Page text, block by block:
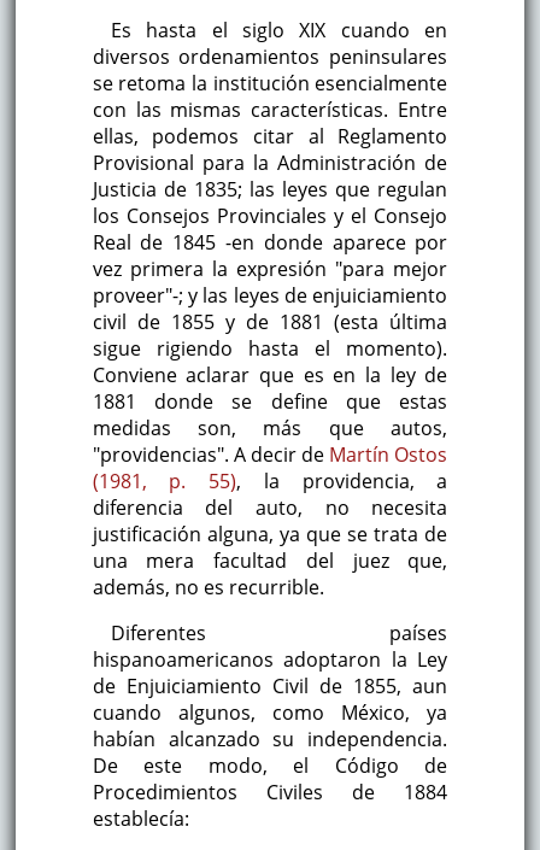
Es hasta el siglo XIX cuando en
diversos ordenamientos peninsulares
se retoma la institución esencialmente
con las mismas características. Entre
ellas, podemos citar al Reglamento
Provisional para la Administración de
Justicia de 1835; las leyes que regulan
los Consejos Provinciales y el Consejo
Real de 1845 -en donde aparece por
vez primera la expresión "para mejor
proveer"-; y las leyes de enjuiciamiento
civil de 1855 y de 1881 (esta última
sigue rigiendo hasta el momento).
Conviene aclarar que es en la ley de
1881 donde se define que estas
medidas son, más que autos,
"providencias". A decir de Martín Ostos
(1981, p. 55), la providencia, a
diferencia del auto, no necesita
justificación alguna, ya que se trata de
una mera facultad del juez que,
además, no es recurrible.
Diferentes países
hispanoamericanos adoptaron la Ley
de Enjuiciamiento Civil de 1855, aun
cuando algunos, como México, ya
habían alcanzado su independencia.
De este modo, el Código de
Procedimientos Civiles de 1884
establecía: